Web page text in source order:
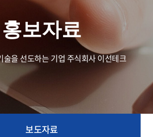
세라믹 가공 신기술
개발사업
Ozon / Plasma 기술
의료 / 바이오 신기술 개발
전기 / 전자 / 태양광
기술제공 및 컨설팅 서비스
Micro
홍보자료
술을 선도하는 기업 주식회사 이선테크
보도자료